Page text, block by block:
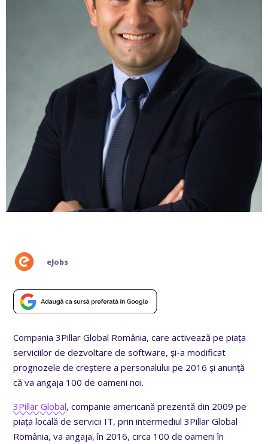
eJobs
Compania 3Pillar Global România, care activează pe piața
serviciilor de dezvoltare de software, şi-a modificat
prognozele de creştere a personalului pe 2016 şi anunţă
că va angaja 100 de oameni noi.
3Pillar Global, companie americană prezentă din 2009 pe
piața locală de servicii IT, prin intermediul 3Pillar Global
România, va angaja, în 2016, circa 100 de oameni în